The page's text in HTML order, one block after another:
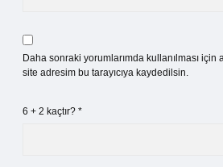
Daha sonraki yorumlarımda kullanılması için
site adresim bu tarayıcıya kaydedilsin.
6 + 2 kaçtır? *